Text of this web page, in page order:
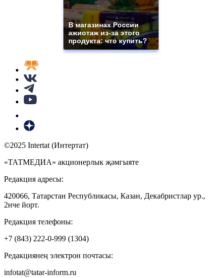
В магазинах России
ажиотаж из-за этого
продукта: что купить?
©2025 Intertat (Интертат)
«ТАТМЕДИА» акционерлык җәмгыяте
Редакция адресы:
420066, Татарстан Республикасы, Казан, Декабристлар ур.,
2нче йорт.
Редакция телефоны:
+7 (843) 222-0-999 (1304)
Редакциянең электрон почтасы:
infotat@tatar-inform.ru